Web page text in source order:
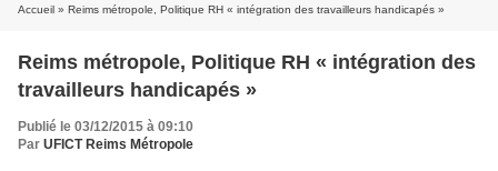
Accueil » Reims métropole, Politique RH « intégration des travailleurs handicapés »
Reims métropole, Politique RH « intégration des
travailleurs handicapés »
Publié le 03/12/2015 à 09:10
Par UFICT Reims Métropole